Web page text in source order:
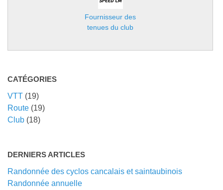
Fournisseur des
tenues du club
CATÉGORIES
VTT (19)
Route (19)
Club (18)
DERNIERS ARTICLES
Randonnée des cyclos cancalais et saintaubinois
Randonnée annuelle